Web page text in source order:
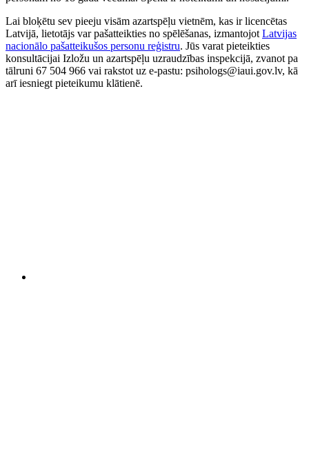
Lai bloķētu sev pieeju visām azartspēļu vietnēm, kas ir licencētas
Latvijā, lietotājs var pašatteikties no spēlēšanas, izmantojot Latvijas
nacionālo pašatteikušos personu reģistru. Jūs varat pieteikties
konsultācijai Izložu un azartspēļu uzraudzības inspekcijā, zvanot pa
tālruni 67 504 966 vai rakstot uz e-pastu: psihologs@iaui.gov.lv, kā
arī iesniegt pieteikumu klātienē.